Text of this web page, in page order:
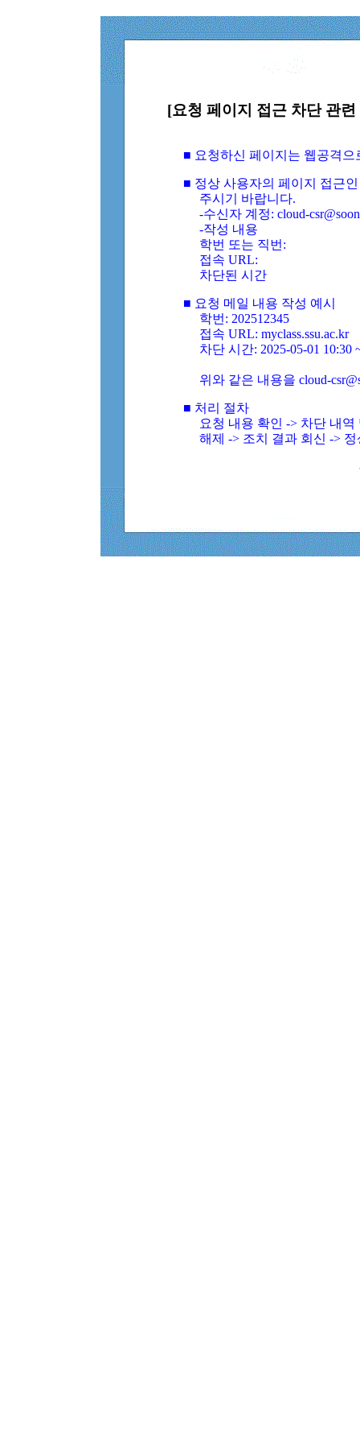
[요청 페이지 접근 차단 관
■ 요청하신 페이지는 웹공격
■ 정상 사용자의 페이지 접근
주시기 바랍니다.
-수신자 계정: cloud-
-작성 내용
학번 또는 직번:
접속 URL:
차단된 시간
■ 요청 메일 내용 작성 예시
학번: 202512345
접속 URL: myclass.ssu.ac.kr
차단 시간: 2025-05-01 10:30
위와 같은 내용을 cloud-
■ 처리 절차
요청 내용 확인 -> 차단 내
해제 -> 조치 결과 회신 ->